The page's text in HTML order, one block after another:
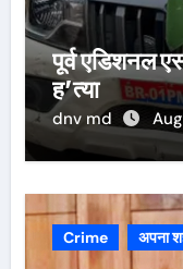
पूर्व एडिशनल
ह’त्या
dnv md
Crime अपना